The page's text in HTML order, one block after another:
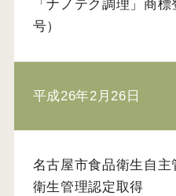
「ナノテク調理」商
号）
平成26年2月26日
名古屋市食品衛生自
衛生管理認定取得